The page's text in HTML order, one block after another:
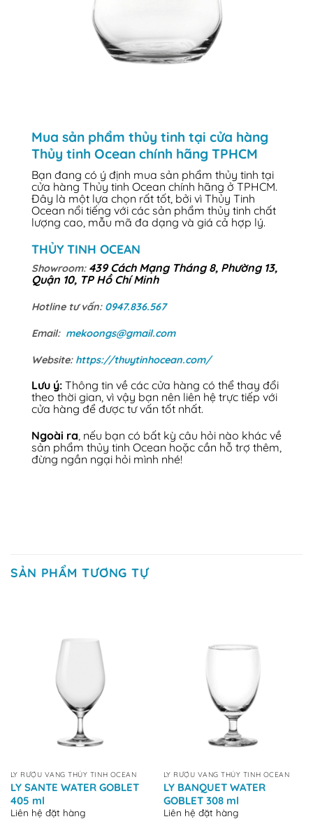
Mua sản phẩm thủy tinh tại cửa hàng
Thủy tinh Ocean chính hãng TPHCM
Bạn đang có ý định mua sản phẩm thủy tinh tại
cửa hàng Thủy tinh Ocean chính hãng ở TPHCM.
Đây là một lựa chọn rất tốt, bởi vì Thủy Tinh
Ocean nổi tiếng với các sản phẩm thủy tinh chất
lượng cao, mẫu mã đa dạng và giá cả hợp lý.
THỦY TINH OCEAN
Showroom: 439 Cách Mạng Tháng 8, Phường 13,
Quận 10, TP Hồ Chí Minh
Hotline tư vấn: 0947.836.567
Email: mekoongs@gmail.com
Website: https://thuytinhocean.com/
Lưu ý: Thông tin về các cửa hàng có thể thay đổi
theo thời gian, vì vậy bạn nên liên hệ trực tiếp với
cửa hàng để được tư vấn tốt nhất.
Ngoài ra, nếu bạn có bất kỳ câu hỏi nào khác về
sản phẩm thủy tinh Ocean hoặc cần hỗ trợ thêm,
đừng ngần ngại hỏi mình nhé!
SẢN PHẨM TƯƠNG TỰ
LY RƯỢU VANG THỦY TINH OCEAN
LY SANTE WATER GOBLET
405 ml
Liên hệ đặt hàng
LY RƯỢU VANG THỦY TINH OCEAN
LY BANQUET WATER
GOBLET 308 ml
Liên hệ đặt hàng